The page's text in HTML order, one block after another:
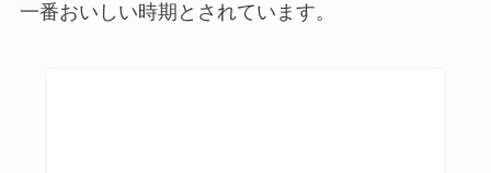
一番おいしい時期とされています。